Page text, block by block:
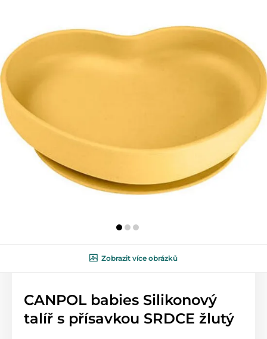
Zobrazit více obrázků
CANPOL babies Silikonový
talíř s přísavkou SRDCE žlutý